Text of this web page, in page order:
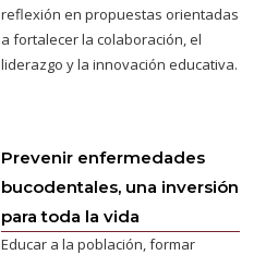
reflexión en propuestas orientadas
a fortalecer la colaboración, el
liderazgo y la innovación educativa.
Prevenir enfermedades
bucodentales, una inversión
para toda la vida
Educar a la población, formar